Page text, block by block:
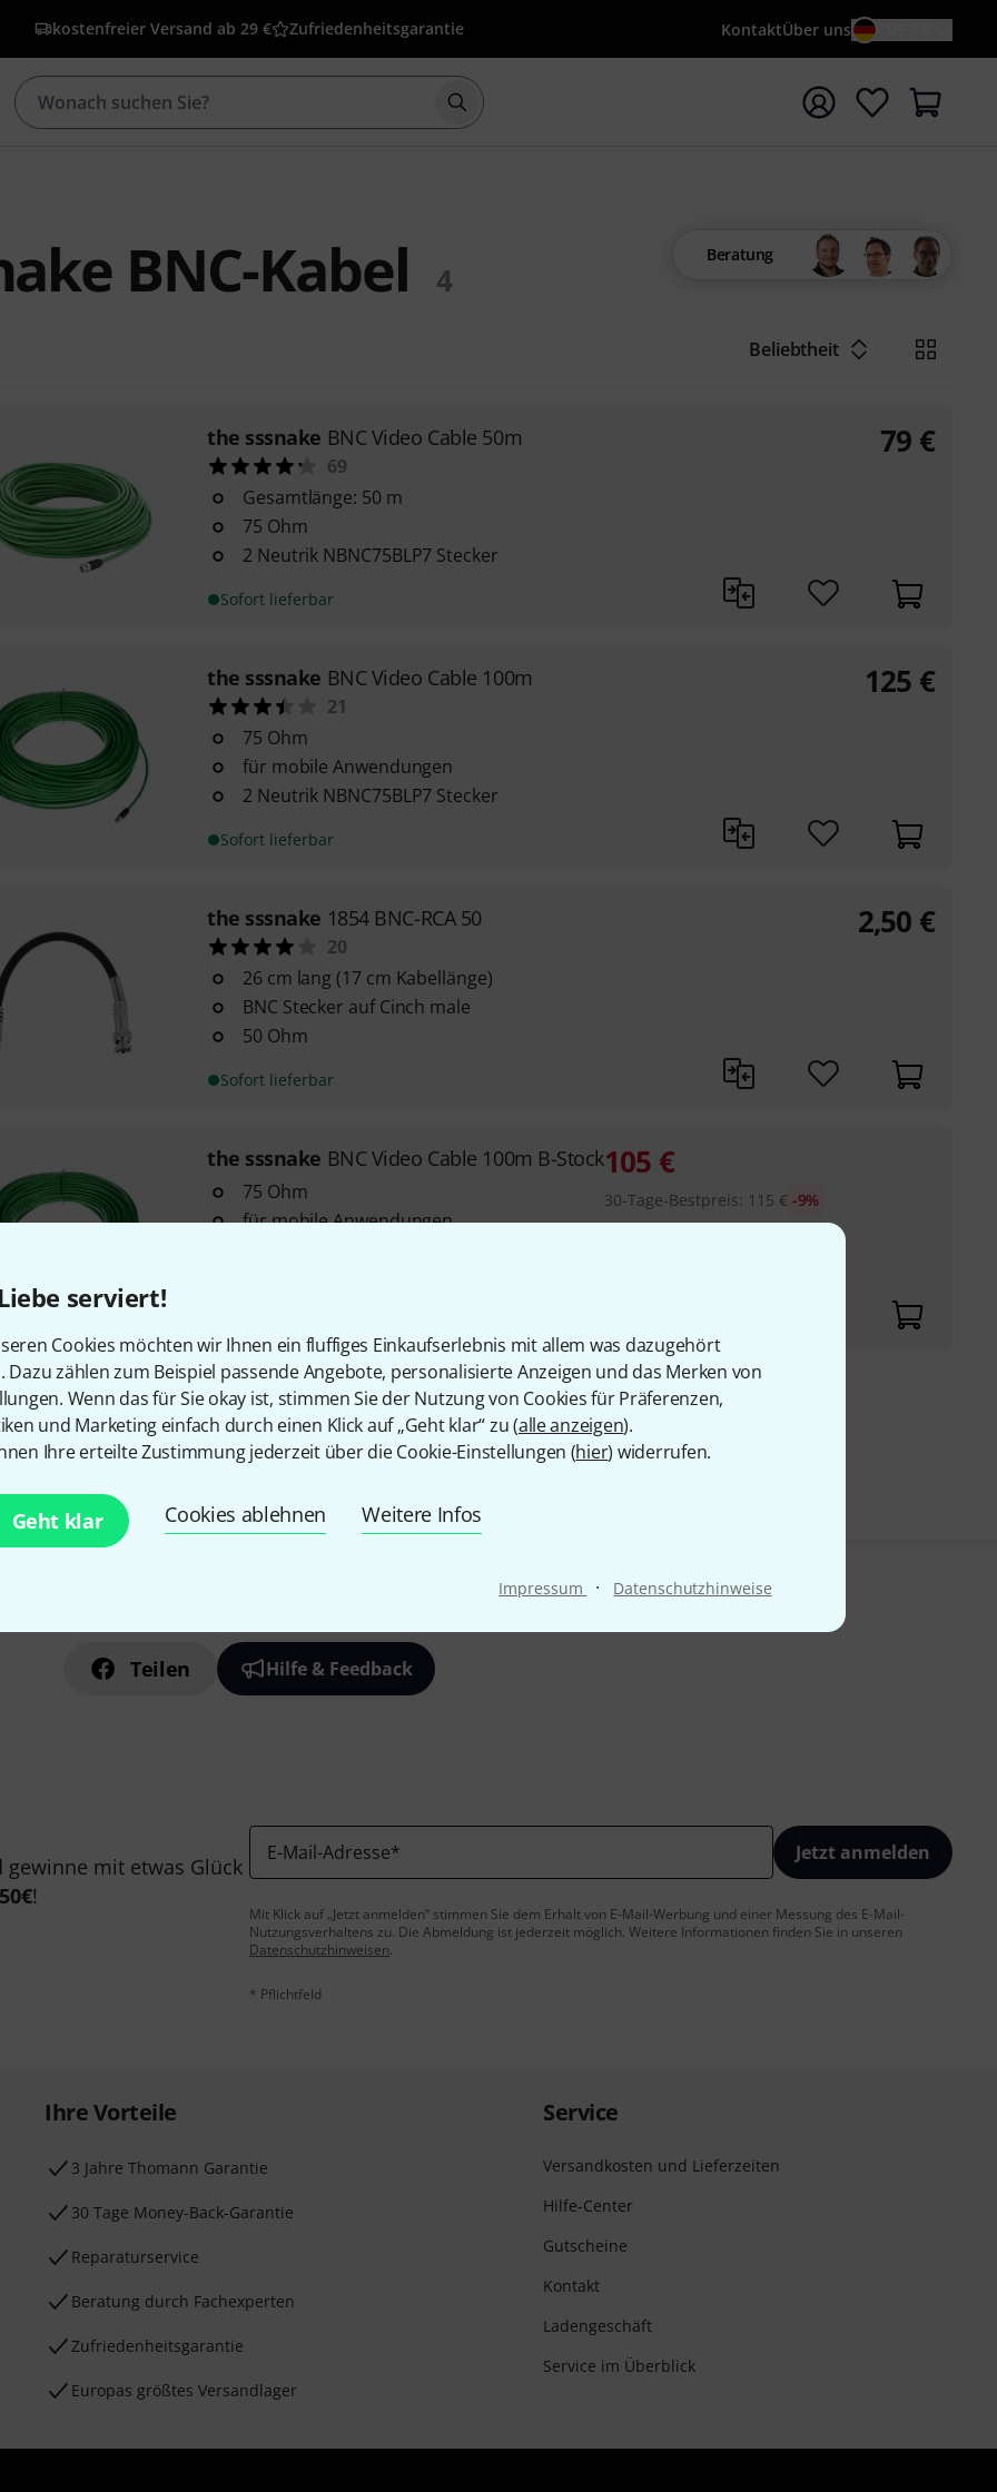
serviert!
Cookies möchten wir Ihnen ein fluffiges Einkaufserlebnis mit allem was dazugehört
Dazu zählen zum Beispiel passende Angebote, personalisierte Anzeigen und das Merken von
Wenn das für Sie okay ist, stimmen Sie der Nutzung von Cookies für Präferenzen,
und Marketing einfach durch einen Klick auf „Geht klar“ zu (alle anzeigen).
Ihre erteilte Zustimmung jederzeit über die Cookie-Einstellungen (hier) widerrufen.
Geht klar Cookies ablehnen Weitere Infos
Impressum · Datenschutzhinweise
kostenfreier Versand ab 29 € Zufriedenheitsgarantie KontaktÜber uns
Suche mit Suchwort {searchTerm} starten
BNC-Kabel 4
Beratung
Beliebtheit
the sssnake BNC Video Cable 50m
69
Gesamtlänge: 50 m
75 Ohm
2 Neutrik NBNC75BLP7 Stecker
Sofort lieferbar
79 €
the sssnake BNC Video Cable 100m
21
75 Ohm
für mobile Anwendungen
2 Neutrik NBNC75BLP7 Stecker
Sofort lieferbar
125 €
the sssnake 1854 BNC-RCA 50
20
26 cm lang (17 cm Kabellänge)
BNC Stecker auf Cinch male
50 Ohm
Sofort lieferbar
2,50 €
the sssnake BNC Video Cable 100m B-Stock
75 Ohm
für mobile Anwendungen
105 €
30-Tage-Bestpreis: 115 € -9%
Kostenloser Versand ab 29 €
Alle Preise inkl. MwSt.
Teilen Hilfe & Feedback
mit etwas Glück
50€!
E-Mail-Adresse* Jetzt anmelden
Mit Klick auf „Jetzt anmelden“ stimmen Sie dem Erhalt von E-Mail-Werbung und einer Messung des E-Mail-
Nutzungsverhaltens zu. Die Abmeldung ist jederzeit möglich. Weitere Informationen finden Sie in unseren
Datenschutzhinweisen.
* Pflichtfeld
Ihre Vorteile
3 Jahre Thomann Garantie
30 Tage Money-Back-Garantie
Reparaturservice
Beratung durch Fachexperten
Zufriedenheitsgarantie
Europas größtes Versandlager
Service
Versandkosten und Lieferzeiten
Hilfe-Center
Gutscheine
Kontakt
Ladengeschäft
Service im Überblick